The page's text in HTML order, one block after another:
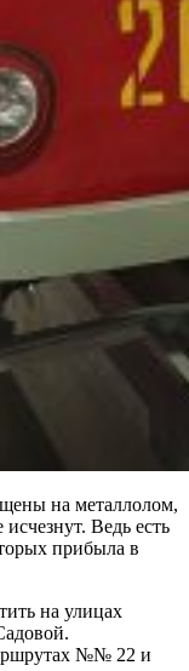
на металлолом,
Ведь есть
прибыла в
на улицах
№№ 22 и